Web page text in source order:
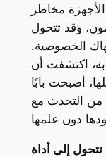
مخاطر
وقد تتحول
الخصوصية.
اكتشفت أن
أصبحت بابًا
التحدث مع
تتحول إلى أداة